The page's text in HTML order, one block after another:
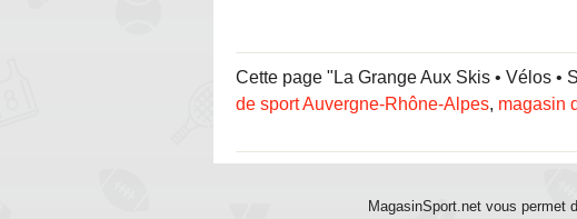
Cette page "La Grange Aux Skis • Vélos
de sport Auvergne-Rhône-Alpes, magasin
MagasinSport.net vous permet